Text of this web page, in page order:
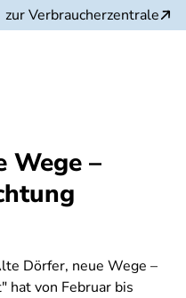
zur Verbraucherzentrale
Wege –
Dörfer, neue Wege –
hat von Februar bis